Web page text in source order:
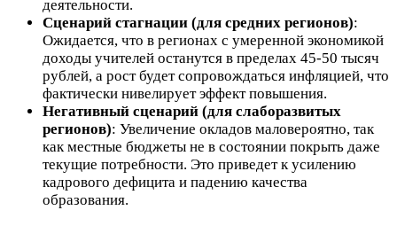
деятельности.
Сценарий стагнации (для средних регионов):
Ожидается, что в регионах с умеренной экономикой
доходы учителей останутся в пределах 45-50 тысяч
рублей, а рост будет сопровождаться инфляцией, что
фактически нивелирует эффект повышения.
Негативный сценарий (для слаборазвитых
регионов): Увеличение окладов маловероятно, так
как местные бюджеты не в состоянии покрыть даже
текущие потребности. Это приведет к усилению
кадрового дефицита и падению качества
образования.